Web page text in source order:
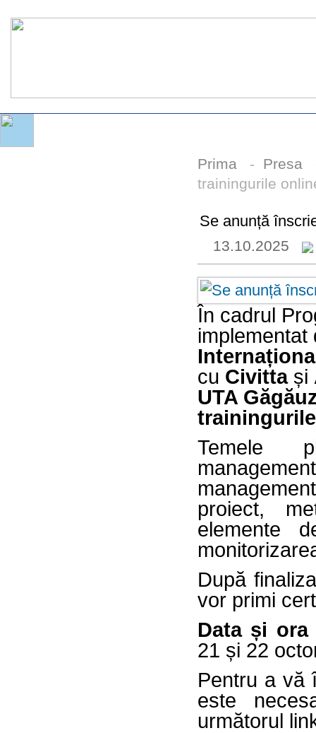
Prima - Presa
trainingurile
Se anunță
13.10.2025
În cadrul
cu Civittași
UTA
Temele
proiect,
elemente
După
vor primi
Data și
21 și 22
Pentru a vă
este
următorul